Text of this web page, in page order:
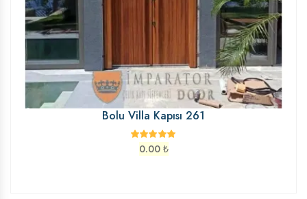
Bolu Villa Kapısı 261
0.00 ₺